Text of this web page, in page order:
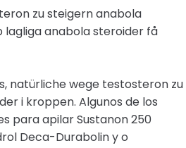
zu steigern anabola
lagliga anabola steroider få
natürliche wege testosteron zu
i kroppen. Algunos de los
para apilar Sustanon 250
Deca-Durabolin y o